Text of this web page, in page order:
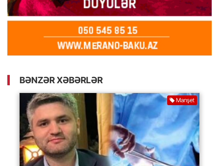
BƏNZƏR XƏBƏRLƏR
Manşet